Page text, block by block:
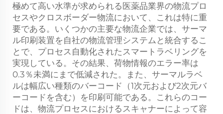
極めて高い水準が求められる医薬品業界の物流プロ
セスやクロスボーダー物流において、これは特に重
要である。いくつかの主要な物流企業では、サーマ
ル印刷装置を自社の物流管理システムと統合するこ
とで、プロセス自動化されたスマートラベリングを
実現している。その結果、荷物情報のエラー率は
0.3％未満にまで低減された。また、サーマルラベ
ルは幅広い種類のバーコード（1次元および2次元バ
ーコードを含む）を印刷可能である。これらのコー
ドは、物流プロセスにおけるスキャナーによって容